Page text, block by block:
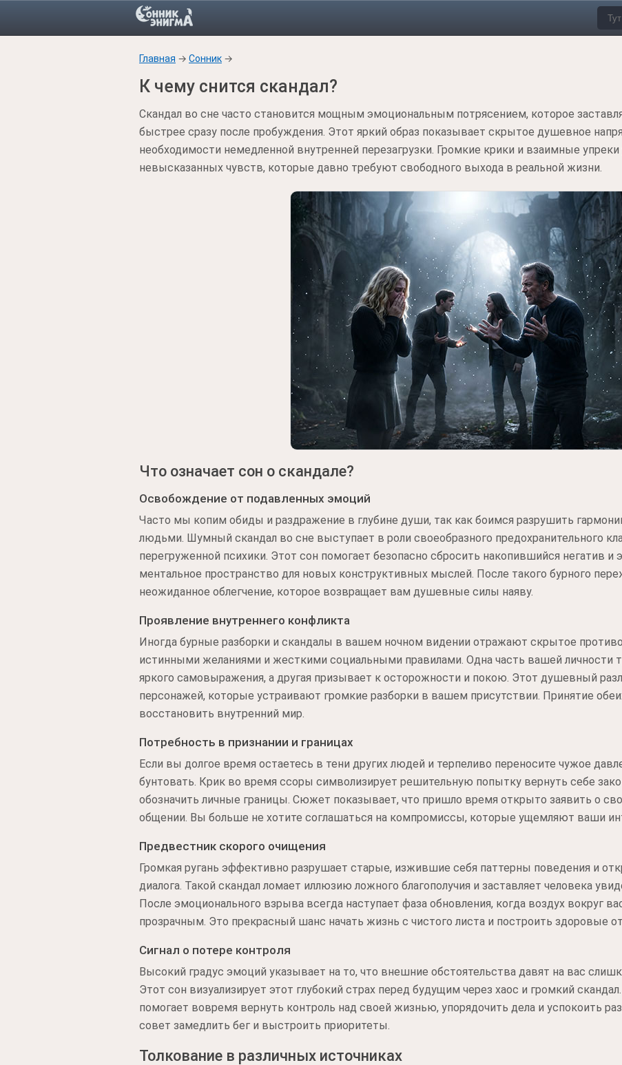
Главная → Сонник →
К чему снится скандал?
Скандал во сне часто становится мощным эмоциональным потрясением, которое
быстрее сразу после пробуждения. Этот яркий образ показывает скрытое душевное
необходимости немедленной внутренней перезагрузки. Громкие крики и взаимные
невысказанных чувств, которые давно требуют свободного выхода в реальной жизни.
Что означает сон о скандале?
Освобождение от подавленных эмоций
Часто мы копим обиды и раздражение в глубине души, так как боимся разрушить
людьми. Шумный скандал во сне выступает в роли своеобразного предохранительного
перегруженной психики. Этот сон помогает безопасно сбросить накопившийся негатив и
ментальное пространство для новых конструктивных мыслей. После такого бурного
неожиданное облегчение, которое возвращает вам душевные силы наяву.
Проявление внутреннего конфликта
Иногда бурные разборки и скандалы в вашем ночном видении отражают скрытое
истинными желаниями и жесткими социальными правилами. Одна часть вашей личности
яркого самовыражения, а другая призывает к осторожности и покою. Этот душевный
персонажей, которые устраивают громкие разборки в вашем присутствии. Принятие
восстановить внутренний мир.
Потребность в признании и границах
Если вы долгое время остаетесь в тени других людей и терпеливо переносите чужое
бунтовать. Крик во время ссоры символизирует решительную попытку вернуть себе
обозначить личные границы. Сюжет показывает, что пришло время открыто заявить о
общении. Вы больше не хотите соглашаться на компромиссы, которые ущемляют ваши
Предвестник скорого очищения
Громкая ругань эффективно разрушает старые, изжившие себя паттерны поведения и
диалога. Такой скандал ломает иллюзию ложного благополучия и заставляет человека
После эмоционального взрыва всегда наступает фаза обновления, когда воздух вокруг
прозрачным. Это прекрасный шанс начать жизнь с чистого листа и построить здоровые
Сигнал о потере контроля
Высокий градус эмоций указывает на то, что внешние обстоятельства давят на вас
Этот сон визуализирует этот глубокий страх перед будущим через хаос и громкий
помогает вовремя вернуть контроль над своей жизнью, упорядочить дела и успокоить
совет замедлить бег и выстроить приоритеты.
Толкование в различных источниках